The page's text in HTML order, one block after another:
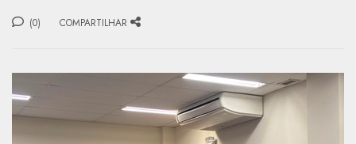
(0) COMPARTILHAR